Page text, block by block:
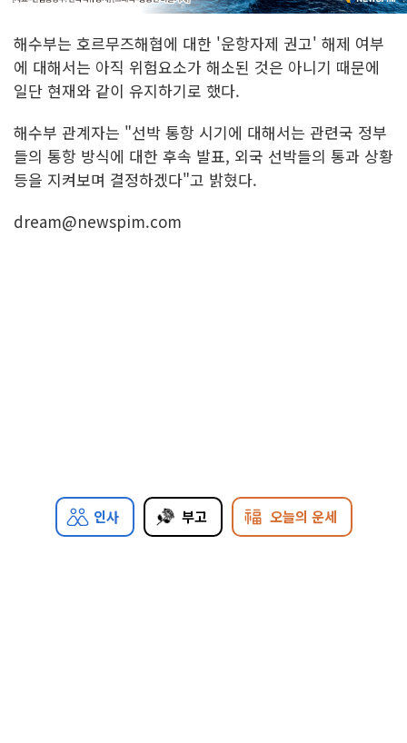
해수부는 호르무즈해협에 대한 '운항자제 권고' 해제 여부
에 대해서는 아직 위험요소가 해소된 것은 아니기 때문에
일단 현재와 같이 유지하기로 했다.
해수부 관계자는 "선박 통항 시기에 대해서는 관련국 정부
들의 통항 방식에 대한 후속 발표, 외국 선박들의 통과 상황
등을 지켜보며 결정하겠다"고 밝혔다.
dream@newspim.com
인사 부고 오늘의 운세